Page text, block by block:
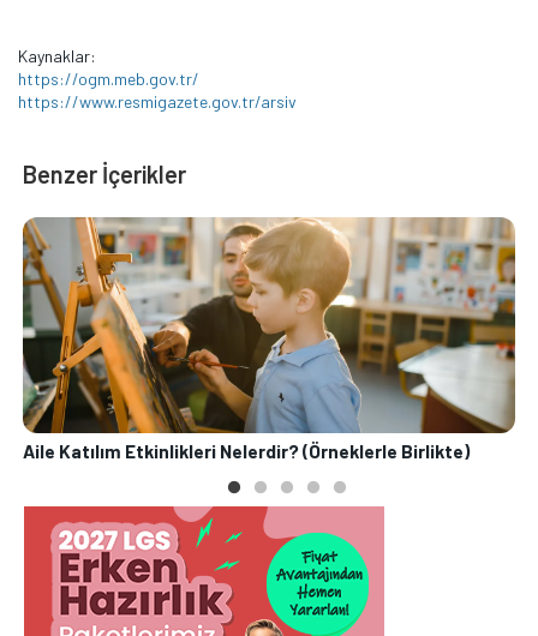
Kaynaklar:
https://ogm.meb.gov.tr/
https://www.resmigazete.gov.tr/arsiv
Benzer İçerikler
Aile Katılım Etkinlikleri Nelerdir? (Örneklerle Birlikte)